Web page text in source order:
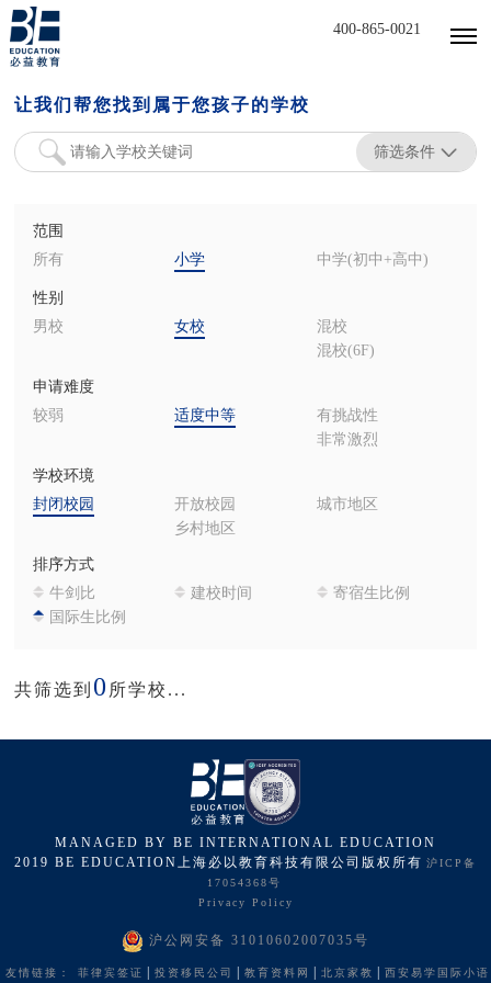
400-865-0021
让我们帮您找到属于您孩子的学校
筛选条件
范围
所有
小学 中学(初中+高中)
性别
男校
女校
混校
混校(6F)
申请难度
较弱
适度中等
有挑战性
非常激烈
学校环境
封闭校园
开放校园
城市地区
乡村地区
排序方式
牛剑比
建校时间
寄宿生比例
国际生比例
共筛选到 0 所学校...
MANAGED BY BE INTERNATIONAL EDUCATION
2019 BE EDUCATION上海必以教育科技有限公司版权所有 沪ICP备
17054368号
Privacy Policy
沪公网安备 31010602007035号
友情链接： 菲律宾签证 投资移民公司 教育资料网 北京家教 西安易学国际小语